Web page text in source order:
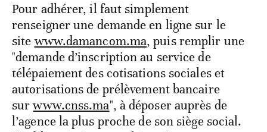
Pour adhérer, il faut simplement
renseigner une demande en ligne sur le
sitewww.damancom.ma, puis remplir une
"demande d’inscription au service de
télépaiement des cotisations sociales et
autorisations de prélèvement bancaire
surwww.cnss.ma", à déposer auprès de
l’agence la plus proche de son siège social.